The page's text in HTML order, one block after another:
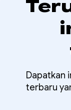
Dapatkan
terbaru